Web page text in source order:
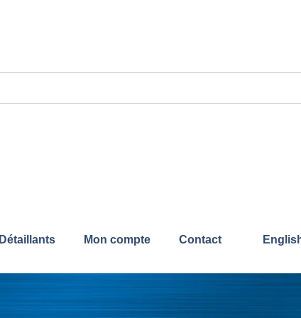
Détaillants Mon compte Contact